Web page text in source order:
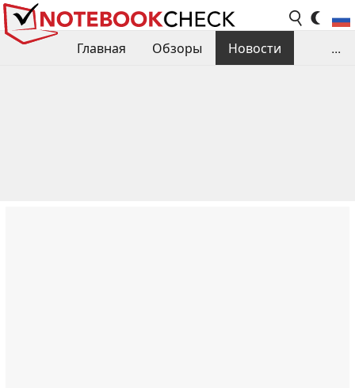
Главная Обзоры
Новости
...